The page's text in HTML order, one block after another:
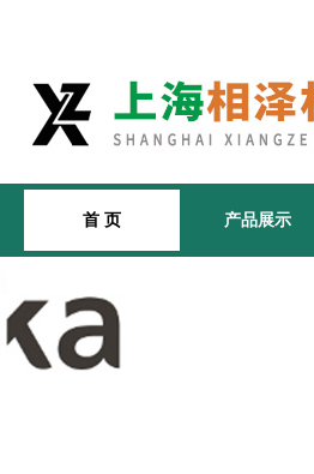
首 页 产品展示